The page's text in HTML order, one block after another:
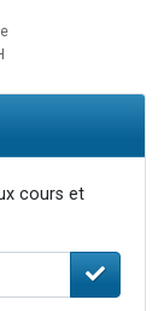
cours et